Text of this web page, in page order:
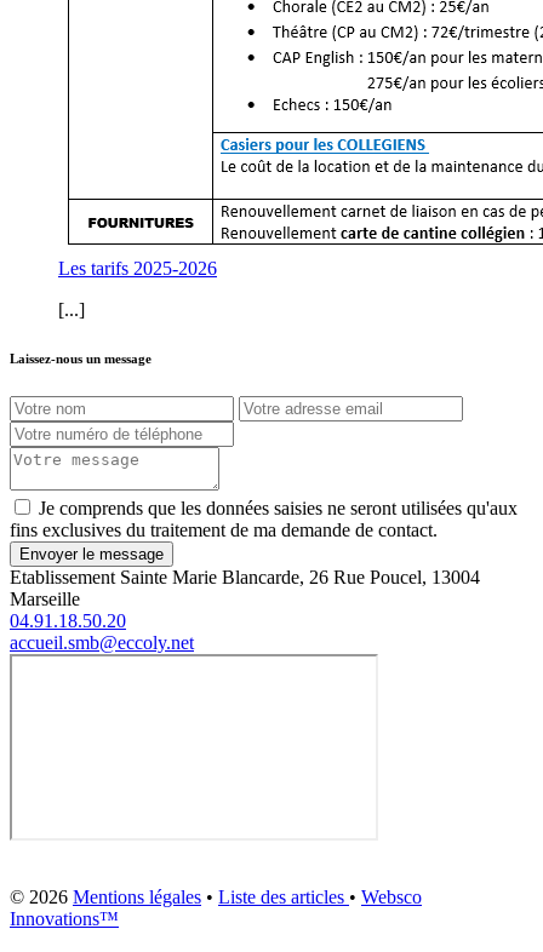
Les tarifs 2025-2026
[...]
Laissez-nous un message
Je comprends que les données saisies ne seront utilisées qu'aux
fins exclusives du traitement de ma demande de contact.
Envoyer le message
Etablissement Sainte Marie Blancarde, 26 Rue Poucel, 13004
Marseille
04.91.18.50.20
accueil.smb@eccoly.net
© 2026 Mentions légales • Liste des articles • Websco
Innovations™